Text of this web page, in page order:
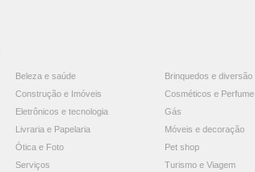
Beleza e saúde
Brinquedos e diversão
Construção e Imóveis
Cosméticos e Perfume
Eletrônicos e tecnologia
Gás
Livraria e Papelaria
Móveis e decoração
Ótica e Foto
Pet shop
Serviços Turismo e Viagem